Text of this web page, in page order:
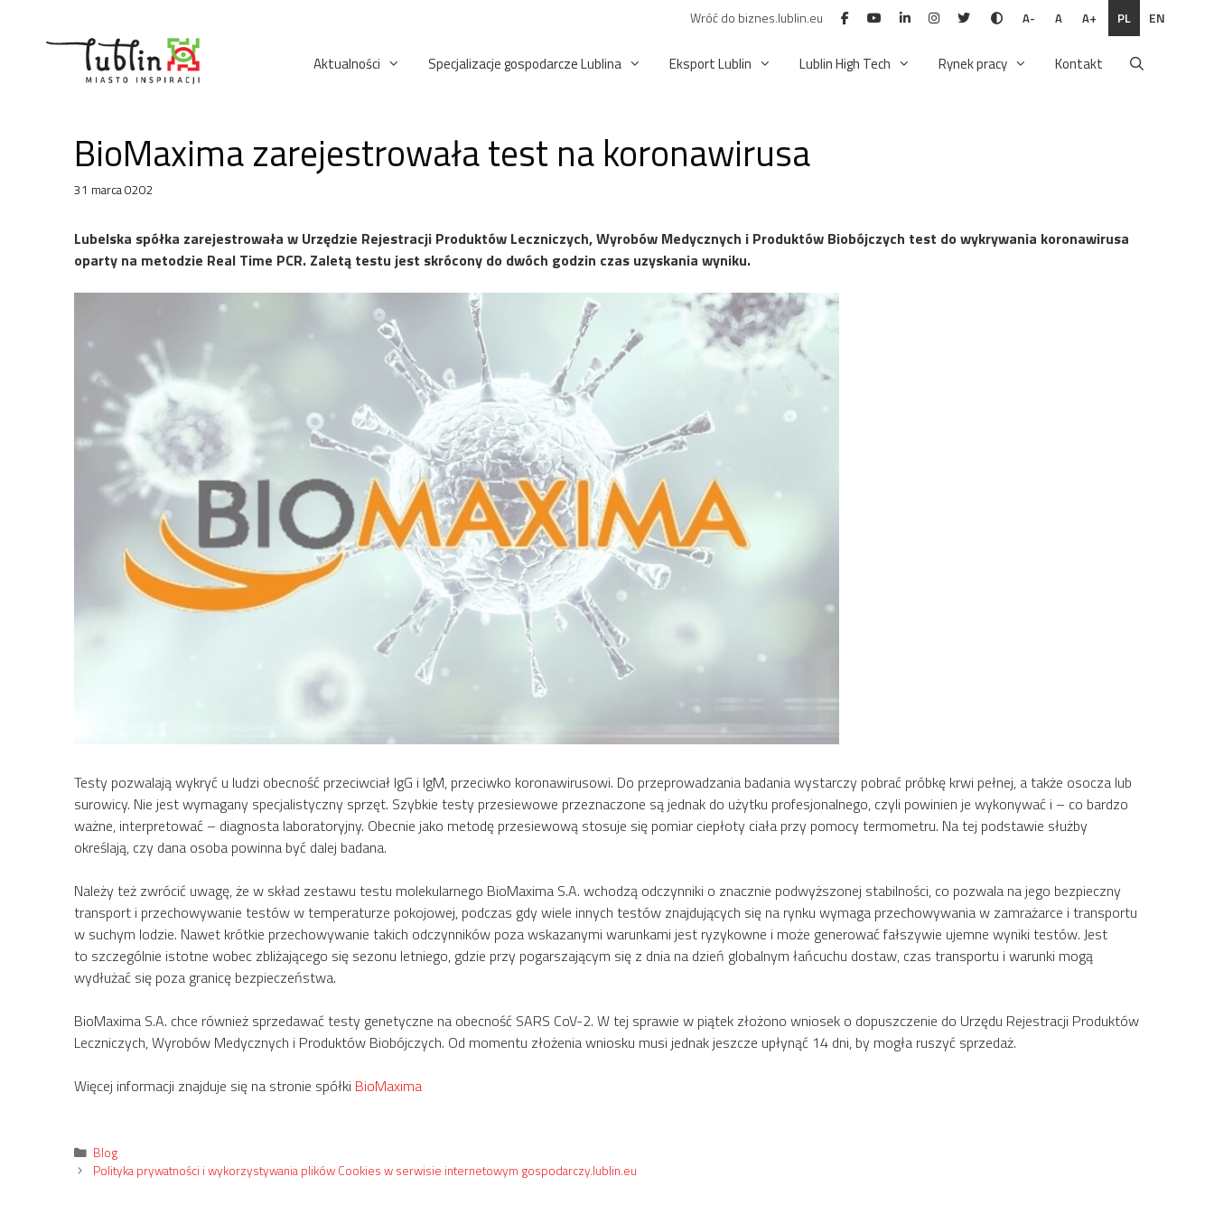
Wróć do biznes.lublin.eu A- A A+ PL EN
Aktualności Specjalizacje gospodarcze Lublina Eksport Lublin Lublin High Tech Rynek pracy Kontakt
BioMaxima zarejestrowała test na koronawirusa
31 marca 0202
Lubelska spółka zarejestrowała w Urzędzie Rejestracji Produktów Leczniczych, Wyrobów Medycznych i Produktów Biobójczych test do wykrywania koronawirusa
oparty na metodzie Real Time PCR. Zaletą testu jest skrócony do dwóch godzin czas uzyskania wyniku.
Testy pozwalają wykryć u ludzi obecność przeciwciał IgG i IgM, przeciwko koronawirusowi. Do przeprowadzania badania wystarczy pobrać próbkę krwi pełnej, a także osocza lub
surowicy. Nie jest wymagany specjalistyczny sprzęt. Szybkie testy przesiewowe przeznaczone są jednak do użytku profesjonalnego, czyli powinien je wykonywać i – co bardzo
ważne, interpretować – diagnosta laboratoryjny. Obecnie jako metodę przesiewową stosuje się pomiar ciepłoty ciała przy pomocy termometru. Na tej podstawie służby
określają, czy dana osoba powinna być dalej badana.
Należy też zwrócić uwagę, że w skład zestawu testu molekularnego BioMaxima S.A. wchodzą odczynniki o znacznie podwyższonej stabilności, co pozwala na jego bezpieczny
transport i przechowywanie testów w temperaturze pokojowej, podczas gdy wiele innych testów znajdujących się na rynku wymaga przechowywania w zamrażarce i transportu
w suchym lodzie. Nawet krótkie przechowywanie takich odczynników poza wskazanymi warunkami jest ryzykowne i może generować fałszywie ujemne wyniki testów. Jest
to szczególnie istotne wobec zbliżającego się sezonu letniego, gdzie przy pogarszającym się z dnia na dzień globalnym łańcuchu dostaw, czas transportu i warunki mogą
wydłużać się poza granicę bezpieczeństwa.
BioMaxima S.A. chce również sprzedawać testy genetyczne na obecność SARS CoV-2. W tej sprawie w piątek złożono wniosek o dopuszczenie do Urzędu Rejestracji Produktów
Leczniczych, Wyrobów Medycznych i Produktów Biobójczych. Od momentu złożenia wniosku musi jednak jeszcze upłynąć 14 dni, by mogła ruszyć sprzedaż.
Więcej informacji znajduje się na stronie spółki BioMaxima
Kategorie
Blog
Polityka prywatności i wykorzystywania plików Cookies w serwisie internetowym gospodarczy.lublin.eu